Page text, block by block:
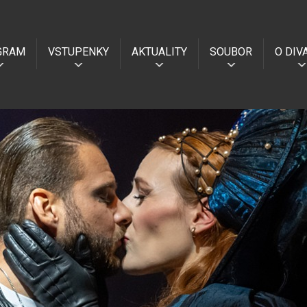
VSTUPENKY AKTUALITY SOUBOR O